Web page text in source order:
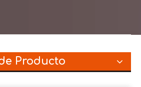
Producto